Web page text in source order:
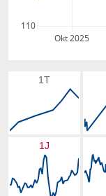
Okt 2025
110
1T
1J